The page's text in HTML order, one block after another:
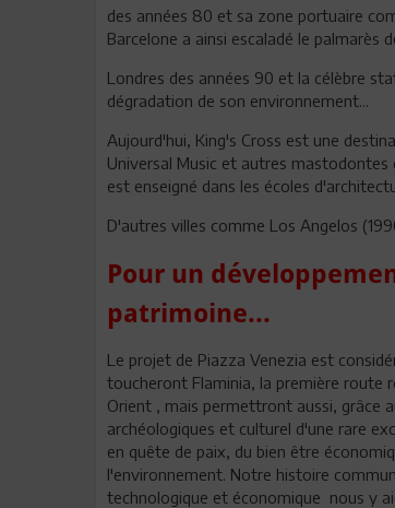
des années 80 et sa zone portuaire
Barcelone a ainsi escaladé le palmarès
Londres des années 90 et la célèbre
dégradation de son environnement...
Aujourd'hui, King's Cross est une
Universal Music et autres
est enseigné dans les écoles
D'autres villes comme Los Angelos
Pour un
patrimoine...
Le projet de Piazza Venezia est
toucheront Flaminia, la première route
Orient , mais permettront aussi, grâce
archéologiques et culturel d'une rare
en quête de paix, du bien être
l'environnement. Notre histoire
technologique et économique nous y